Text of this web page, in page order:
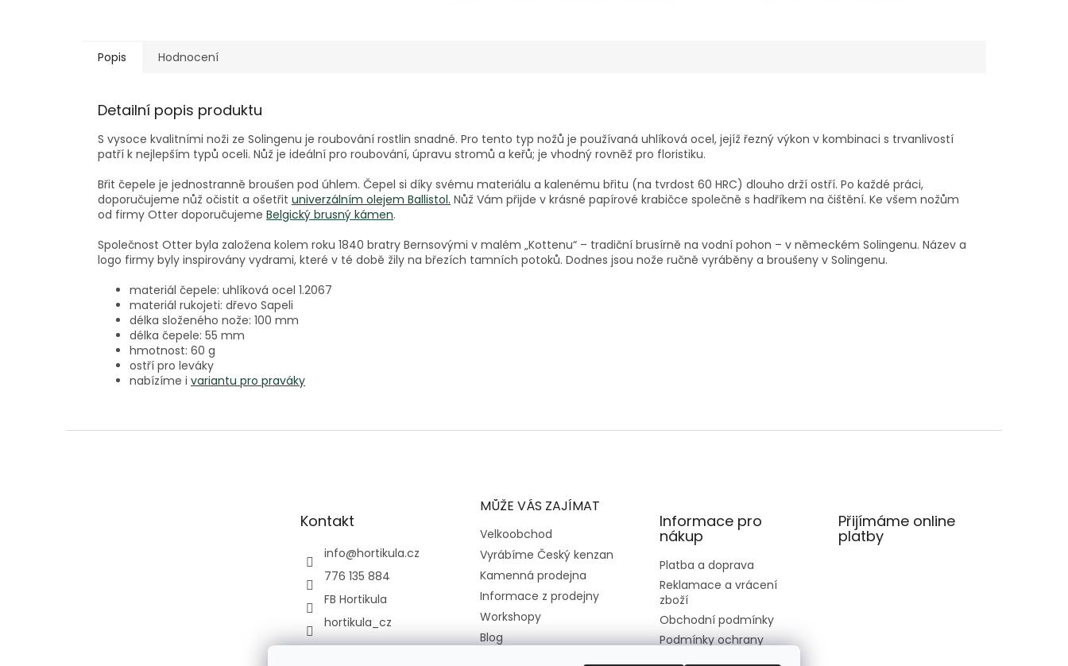
Popis Hodnocení
Detailní popis produktu
S vysoce kvalitními noži ze Solingenu je roubování rostlin snadné. Pro tento typ nožů je používaná uhlíková ocel, jejíž řezný výkon v kombinaci s trvanlivostí
patří k nejlepším typů oceli. Nůž je ideální pro roubování, úpravu stromů a keřů; je vhodný rovněž pro floristiku.
Břit čepele je jednostranně broušen pod úhlem. Čepel si díky svému materiálu a kalenému břitu (na tvrdost 60 HRC) dlouho drží ostří. Po každé práci,
doporučujeme nůž očistit a ošetřit univerzálním olejem Ballistol. Nůž Vám přijde v krásné papírové krabičce společně s hadříkem na čištění. Ke všem nožům
od firmy Otter doporučujeme Belgický brusný kámen.
Společnost Otter byla založena kolem roku 1840 bratry Bernsovými v malém „Kottenu“ – tradiční brusírně na vodní pohon – v německém Solingenu. Název a
logo firmy byly inspirovány vydrami, které v té době žily na březích tamních potoků. Dodnes jsou nože ručně vyráběny a broušeny v Solingenu.
materiál čepele: uhlíková ocel 1.2067
materiál rukojeti: dřevo Sapeli
délka složeného nože: 100 mm
délka čepele: 55 mm
hmotnost: 60 g
ostří pro leváky
nabízíme i variantu pro praváky
Kontakt
info@hortikula.cz
776 135 884
FB Hortikula
hortikula_cz
MŮŽE VÁS ZAJÍMAT
Velkoobchod
Vyrábíme Český kenzan
Kamenná prodejna
Informace z prodejny
Workshopy
Blog
Informace pro
nákup
Platba a doprava
Reklamace a vrácení
zboží
Obchodní podmínky
Podmínky ochrany
Přijímáme online
platby